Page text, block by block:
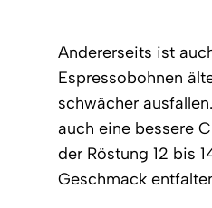
Andererseits ist
Espressobohnen
schwächer
auch eine bessere
der Röstung 12 bis
Geschmack